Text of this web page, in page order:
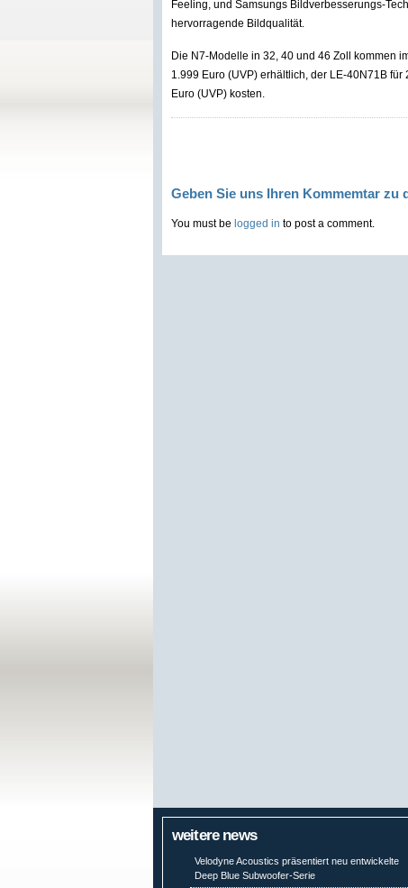
Feeling, und Samsungs Bildverbesserungs-
hervorragende Bildqualität.
Die N7-Modelle in 32, 40 und 46 Zoll kommen
1.999 Euro (UVP) erhältlich, der LE-40N71B
Euro (UVP) kosten.
Geben Sie uns Ihren Kommemtar zu
You must be logged in to post a comment.
weitere news
Velodyne Acoustics präsentiert neu entwickelte
Deep Blue Subwoofer-Serie